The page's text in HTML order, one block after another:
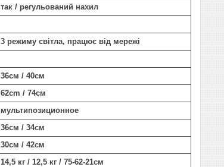
так / регульований нахил
3 режиму світла, працює від мережі
36см / 40см
62cm / 74см
мультипозиционное
36см / 34см
30см / 42см
14,5 кг / 12,5 кг / 75-62-21см